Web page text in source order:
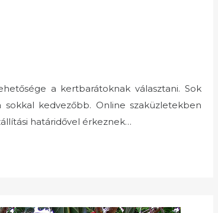
a kertbarátoknak választani. Sok
kedvezőbb. Online szaküzletekben
határidővel érkeznek…